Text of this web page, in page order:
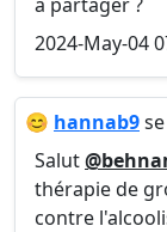
2024-May-04
😊 hannab9
Salut
thérapie de
contre